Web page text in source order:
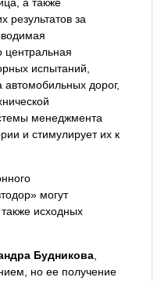
за
центральная
испытаний,
автомобильных дорог,
менеджмента
и стимулирует их к
могут
исходных
Будникова
но ее получение